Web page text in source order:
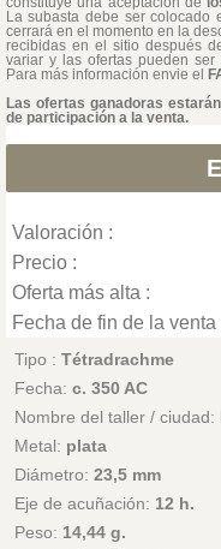
La subasta debe ser colocado
cerrará en el momento en la
recibidas en el sitio después
variar y las ofertas pueden
Para más información envie el
Las ofertas ganadoras
de participación a la venta.
Valoración :
Precio :
Oferta más alta :
Fecha de fin de la venta
Tipo : Tétradrachme
Fecha: c. 350 AC
Nombre del taller / ciudad:
Metal: plata
Diámetro: 23,5 mm
Eje de acuñación: 12 h.
Peso: 14,44 g.